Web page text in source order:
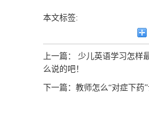
本文标签:
上一篇：
少儿英语学习怎样
么说的吧！
下一篇： 教师怎么“对症下药